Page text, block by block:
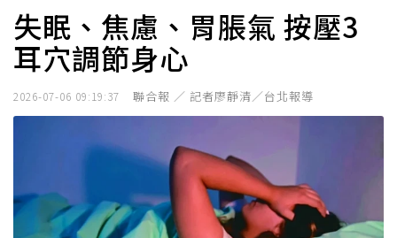
失眠、焦慮、胃脹氣 按壓3
耳穴調節身心
2026-07-06 09:19:37 聯合報 ／ 記者廖靜清／台北報導